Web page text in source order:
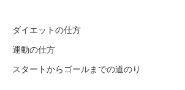
ダイエットの仕方
運動の仕方
スタートからゴールまでの道のり